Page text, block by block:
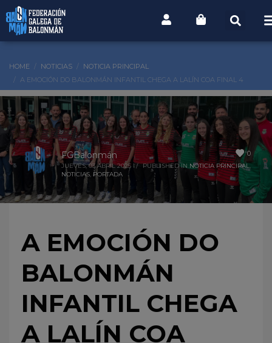
HOME NOTICIAS
NOTICIA PRINCIPAL
A EMOCIÓN DO BALONMÁN INFANTIL CHEGA A LALÍN COA FINAL 4
0
FGBalonmán
JUEVES, 03 ABRIL 2025 / PUBLISHED IN NOTICIA PRINCIPAL,
NOTICIAS, PORTADA
A EMOCIÓN DO
BALONMÁN
INFANTIL CHEGA
A LALÍN COA